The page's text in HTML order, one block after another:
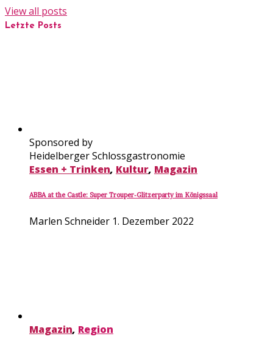
View all posts
Letzte Posts
Sponsored by
Heidelberger Schlossgastronomie
Essen + Trinken, Kultur, Magazin
ABBA at the Castle: Super Trouper-Glitzerparty im Königssaal
Marlen Schneider 1. Dezember 2022
Magazin, Region